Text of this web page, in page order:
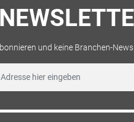
und keine Branchen-News